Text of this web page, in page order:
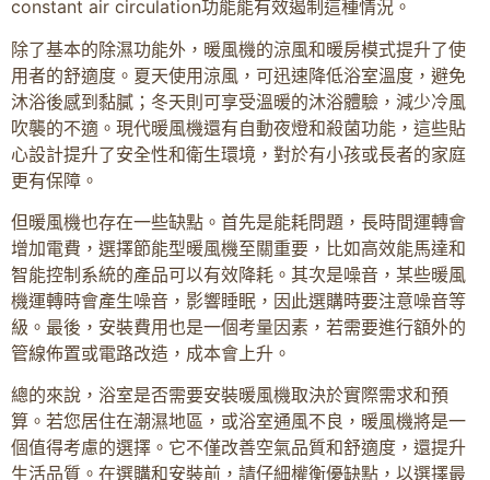
constant air circulation功能能有效遏制這種情況。
除了基本的除濕功能外，暖風機的涼風和暖房模式提升了使
用者的舒適度。夏天使用涼風，可迅速降低浴室溫度，避免
沐浴後感到黏膩；冬天則可享受溫暖的沐浴體驗，減少冷風
吹襲的不適。現代暖風機還有自動夜燈和殺菌功能，這些貼
心設計提升了安全性和衛生環境，對於有小孩或長者的家庭
更有保障。
但暖風機也存在一些缺點。首先是能耗問題，長時間運轉會
增加電費，選擇節能型暖風機至關重要，比如高效能馬達和
智能控制系統的產品可以有效降耗。其次是噪音，某些暖風
機運轉時會產生噪音，影響睡眠，因此選購時要注意噪音等
級。最後，安裝費用也是一個考量因素，若需要進行額外的
管線佈置或電路改造，成本會上升。
總的來說，浴室是否需要安裝暖風機取決於實際需求和預
算。若您居住在潮濕地區，或浴室通風不良，暖風機將是一
個值得考慮的選擇。它不僅改善空氣品質和舒適度，還提升
生活品質。在選購和安裝前，請仔細權衡優缺點，以選擇最